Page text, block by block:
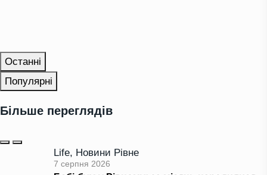
Останні
Популярні
Більше переглядів
Life, Новини Рівне
7 серпня 2026